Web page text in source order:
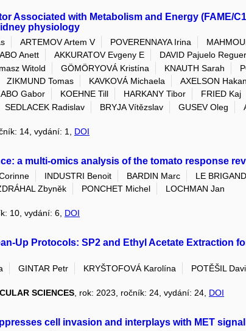
Associated with Metabolism and Energy (FAME/
physiology
ARTEMOV Artem V POVERENNAYA Irina
Anett AKKURATOV Evgeny E DAVID Pajuelo
Witold GÖMÖRYOVÁ Kristína KNAUTH Sarah
ZIKMUND Tomas KAVKOVÁ Michaela AXELSON Hakan
Gabor KOEHNE Till HARKANY Tibor FRIED Kaj
SEDLACEK Radislav BRYJA Vítězslav GUSEV Oleg
14, vydání: 1, DOI
a multi-omics analysis of the tomato response
INDUSTRI Benoit BARDIN Marc LE
Zbyněk PONCHET Michel
LOCHMAN Jan
10, vydání: 6, DOI
Up Protocols: SP2 and Ethyl Acetate Extraction
GINTAR Petr KRYŠTOFOVÁ Karolína POTĚŠIL
SCIENCES , rok: 2023, ročník: 24, vydání: 24, DOI
cell invasion and interplays with MET